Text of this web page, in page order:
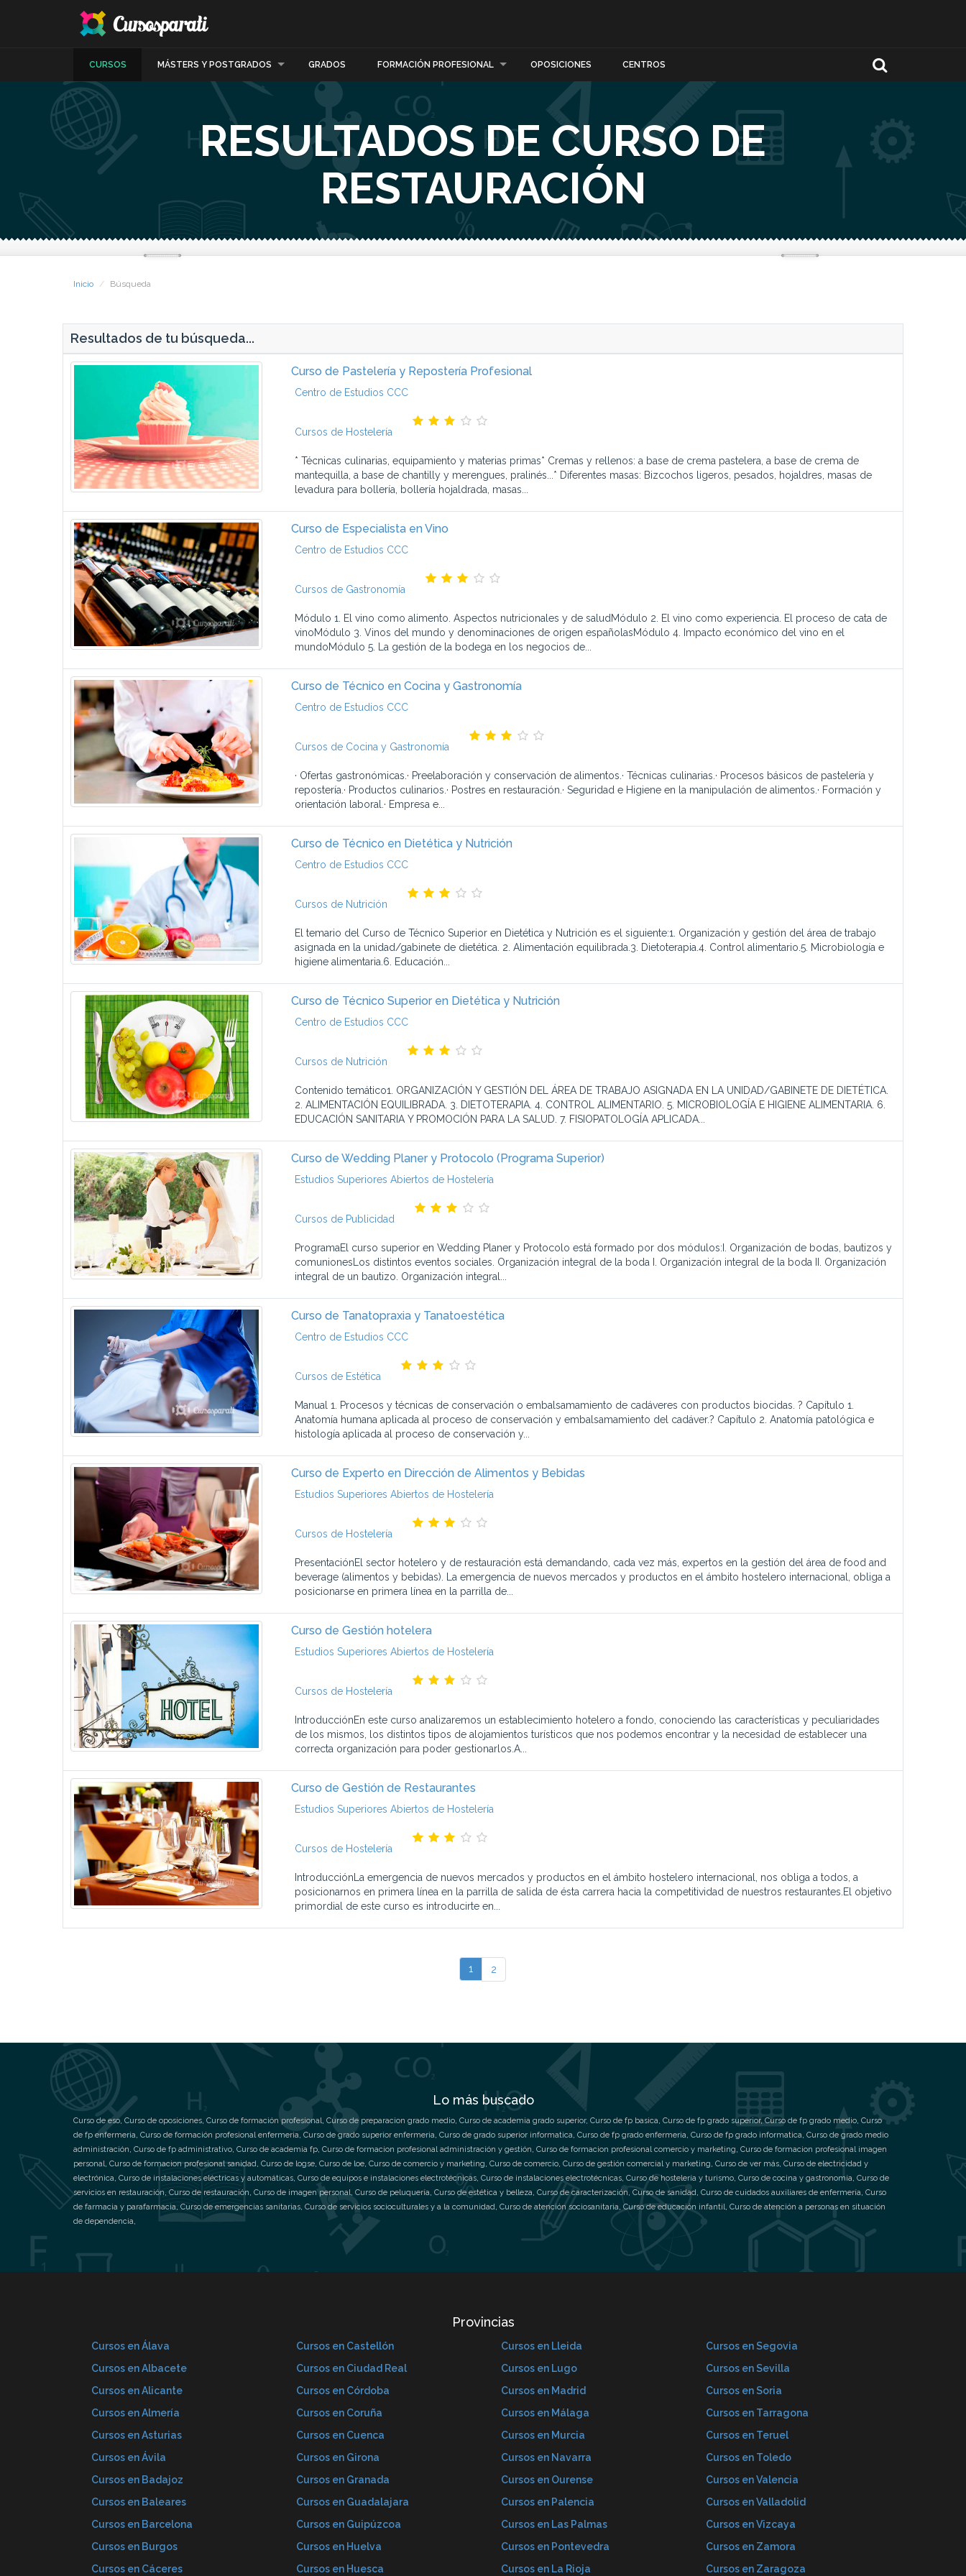
CURSOS MÁSTERS Y POSTGRADOS GRADOS FORMACIÓN PROFESIONAL OPOSICIONES CENTROS
RESULTADOS DE CURSO DE
RESTAURACIÓN
Inicio Búsqueda
Resultados de tu búsqueda...
Curso de Pastelería y Repostería Profesional
Centro de Estudios CCC
Cursos de Hostelería
* Técnicas culinarias, equipamiento y materias primas* Cremas y rellenos: a base de crema pastelera, a base de crema de
mantequilla, a base de chantilly y merengues, pralinés...* Diferentes masas: Bizcochos ligeros, pesados, hojaldres, masas de
levadura para bollería, bollería hojaldrada, masas...
Curso de Especialista en Vino
Centro de Estudios CCC
Cursos de Gastronomía
Módulo 1. El vino como alimento. Aspectos nutricionales y de saludMódulo 2. El vino como experiencia. El proceso de cata de
vinoMódulo 3. Vinos del mundo y denominaciones de origen españolasMódulo 4. Impacto económico del vino en el
mundoMódulo 5. La gestión de la bodega en los negocios de...
Curso de Técnico en Cocina y Gastronomía
Centro de Estudios CCC
Cursos de Cocina y Gastronomía
· Ofertas gastronómicas.· Preelaboración y conservación de alimentos.· Técnicas culinarias.· Procesos básicos de pastelería y
repostería.· Productos culinarios.· Postres en restauración.· Seguridad e Higiene en la manipulación de alimentos.· Formación y
orientación laboral.· Empresa e...
Curso de Técnico en Dietética y Nutrición
Centro de Estudios CCC
Cursos de Nutrición
El temario del Curso de Técnico Superior en Dietética y Nutrición es el siguiente:1. Organización y gestión del área de trabajo
asignada en la unidad/gabinete de dietética. 2. Alimentación equilibrada.3. Dietoterapia.4. Control alimentario.5. Microbiología e
higiene alimentaria.6. Educación...
Curso de Técnico Superior en Dietética y Nutrición
Centro de Estudios CCC
Cursos de Nutrición
Contenido temático1. ORGANIZACIÓN Y GESTIÓN DEL ÁREA DE TRABAJO ASIGNADA EN LA UNIDAD/GABINETE DE DIETÉTICA.
2. ALIMENTACIÓN EQUILIBRADA. 3. DIETOTERAPIA. 4. CONTROL ALIMENTARIO. 5. MICROBIOLOGÍA E HIGIENE ALIMENTARIA. 6.
EDUCACIÓN SANITARIA Y PROMOCIÓN PARA LA SALUD. 7. FISIOPATOLOGÍA APLICADA...
Curso de Wedding Planer y Protocolo (Programa Superior)
Estudios Superiores Abiertos de Hostelería
Cursos de Publicidad
ProgramaEl curso superior en Wedding Planer y Protocolo está formado por dos módulos:I. Organización de bodas, bautizos y
comunionesLos distintos eventos sociales. Organización integral de la boda I. Organización integral de la boda II. Organización
integral de un bautizo. Organización integral...
Curso de Tanatopraxia y Tanatoestética
Centro de Estudios CCC
Cursos de Estética
Manual 1. Procesos y técnicas de conservación o embalsamamiento de cadáveres con productos biocidas. ? Capítulo 1.
Anatomía humana aplicada al proceso de conservación y embalsamamiento del cadáver.? Capítulo 2. Anatomía patológica e
histología aplicada al proceso de conservación y...
Curso de Experto en Dirección de Alimentos y Bebidas
Estudios Superiores Abiertos de Hostelería
Cursos de Hostelería
PresentaciónEl sector hotelero y de restauración está demandando, cada vez más, expertos en la gestión del área de food and
beverage (alimentos y bebidas). La emergencia de nuevos mercados y productos en el ámbito hostelero internacional, obliga a
posicionarse en primera línea en la parrilla de...
Curso de Gestión hotelera
Estudios Superiores Abiertos de Hostelería
Cursos de Hostelería
IntroducciónEn este curso analizaremos un establecimiento hotelero a fondo, conociendo las características y peculiaridades
de los mismos, los distintos tipos de alojamientos turísticos que nos podemos encontrar y la necesidad de establecer una
correcta organización para poder gestionarlos.A...
Curso de Gestión de Restaurantes
Estudios Superiores Abiertos de Hostelería
Cursos de Hostelería
IntroducciónLa emergencia de nuevos mercados y productos en el ámbito hostelero internacional, nos obliga a todos, a
posicionarnos en primera línea en la parrilla de salida de ésta carrera hacia la competitividad de nuestros restaurantes.El objetivo
primordial de este curso es introducirte en...
1 2
Lo más buscado
Curso de eso, Curso de oposiciones, Curso de formación profesional, Curso de preparacion grado medio, Curso de academia grado superior, Curso de fp basica, Curso de fp grado superior,Curso de fp grado medio, Curso
de fp enfermeria, Curso de formación profesional enfermeria, Curso de grado superior enfermeria, Curso de grado superior informatica, Curso de fp grado enfermeria, Curso de fp grado informatica, Curso de grado medio
administración, Curso de fp administrativo, Curso de academia fp, Curso de formacion profesional administración y gestión, Curso de formacion profesional comercio y marketing, Curso de formacion profesional imagen
personal, Curso de formacion profesional sanidad, Curso de logse, Curso de loe, Curso de comercio y marketing, Curso de comercio, Curso de gestión comercial y marketing, Curso de ver más, Curso de electricidad y
electrónica, Curso de instalaciones eléctricas y automáticas, Curso de equipos e instalaciones electrotécnicas, Curso de instalaciones electrotécnicas, Curso de hostelería y turismo, Curso de cocina y gastronomía, Curso de
servicios en restauración, Curso de restauración, Curso de imagen personal, Curso de peluquería, Curso de estética y belleza, Curso de caracterización, Curso de sanidad, Curso de cuidados auxiliares de enfermería, Curso
de farmacia y parafarmacia, Curso de emergencias sanitarias, Curso de servicios socioculturales y a la comunidad, Curso de atención sociosanitaria, Curso de educación infantil, Curso de atención a personas en situación
de dependencia,
Provincias
Cursos en Álava
Cursos en Albacete
Cursos en Alicante
Cursos en Almería
Cursos en Asturias
Cursos en Ávila
Cursos en Badajoz
Cursos en Baleares
Cursos en Barcelona
Cursos en Burgos
Cursos en Cáceres
Cursos en Castellón
Cursos en Ciudad Real
Cursos en Córdoba
Cursos en Coruña
Cursos en Cuenca
Cursos en Girona
Cursos en Granada
Cursos en Guadalajara
Cursos en Guipúzcoa
Cursos en Huelva
Cursos en Huesca
Cursos en Lleida
Cursos en Lugo
Cursos en Madrid
Cursos en Málaga
Cursos en Murcia
Cursos en Navarra
Cursos en Ourense
Cursos en Palencia
Cursos en Las Palmas
Cursos en Pontevedra
Cursos en La Rioja
Cursos en Segovia
Cursos en Sevilla
Cursos en Soria
Cursos en Tarragona
Cursos en Teruel
Cursos en Toledo
Cursos en Valencia
Cursos en Valladolid
Cursos en Vizcaya
Cursos en Zamora
Cursos en Zaragoza